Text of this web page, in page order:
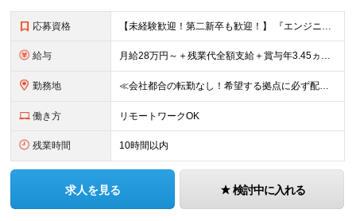
応募資格 【未経験歓迎！第二新卒も歓迎！】 『エンジニアになりたい』意欲があれば歓迎です！ 以下のような方も尚歓迎です！ ・学生時代に情報系の学部で学んでいた方 ・ITスクールや独学でプログラミングを学んだこ
給与 月給28万円～＋残業代全額支給＋賞与年3.45ヵ月(東京) 月給25万円～＋残業代全額支給＋賞与年3.45ヵ月(新潟・長岡) 入社時想定年収： 392万円～ (東京) 350万円～ (新潟・長岡)
勤務地 ≪会社都合の転勤なし！希望する拠点に必ず配属します。新潟Uターン・Iターン大歓迎！≫ 首都圏(東京、神奈川、千葉、埼玉)または新潟市、長岡市周辺のお客様先または各拠点での勤務となります。 ■東京支社
働き方 リモートワークOK
残業時間 10時間以内
求人を見る 検討中に入れる